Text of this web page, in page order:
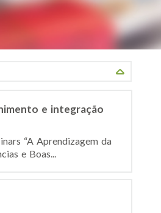
e integração
“A Aprendizagem da
e Boas...